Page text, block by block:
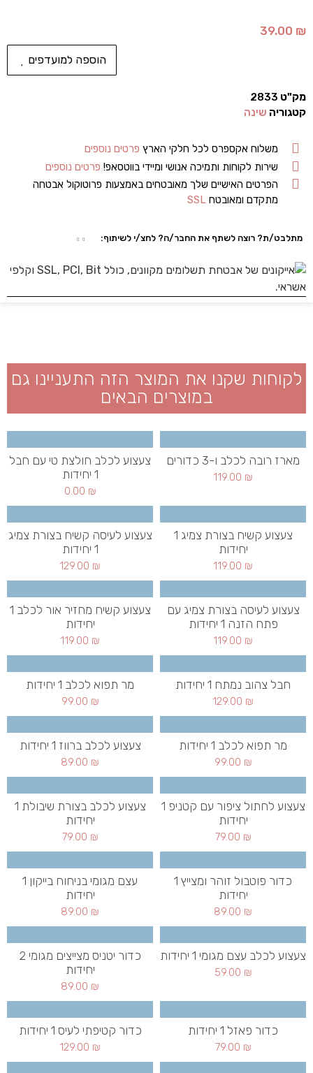
39.00 ₪
הוספה למועדפים
מק"ט 2833
קטגוריה שינה
משלוח אקספרס לכל חלקי הארץ פרטים נוספים
שירות לקוחות ותמיכה אנושי ומיידי בווטסאפ! פרטים נוספים
הפרטים האישיים שלך מאובטחים באמצעות פרוטוקול אבטחה
מתקדם ומאובטחSSL
מתלבט/ת? רוצה לשתף את החבר/ה? לחצ/י לשיתוף:
לקוחות שקנו את המוצר הזה התעניינו גם
במוצרים הבאים
מארז רובה לכלב ו-3 כדורים
119.00 ₪
צעצוע לכלב חולצת טי עם חבל
1 יחידות
0.00 ₪
צעצוע קשיח בצורת צמיג 1
יחידות
119.00 ₪
צעצוע לעיסה קשיח בצורת צמיג
1 יחידות
129.00 ₪
צעצוע לעיסה בצורת צמיג עם
פתח הזנה 1 יחידות
119.00 ₪
צעצוע קשיח מחזיר אור לכלב 1
יחידות
119.00 ₪
חבל צהוב נמתח 1 יחידות
129.00 ₪
מר תפוא לכלב 1 יחידות
99.00 ₪
מר תפוא לכלב 1 יחידות
99.00 ₪
צעצוע לכלב ברווז 1 יחידות
89.00 ₪
צעצוע לחתול ציפור עם קטניפ 1
יחידות
79.00 ₪
צעצוע לכלב בצורת שיבולת 1
יחידות
79.00 ₪
כדור פוטבול זוהר ומצייץ 1
יחידות
89.00 ₪
עצם מגומי בניחוח בייקון 1
יחידות
89.00 ₪
צעצוע לכלב עצם מגומי 1 יחידות
59.00 ₪
כדור יטניס מצייצים מגומי 2
יחידות
89.00 ₪
כדור פאזל 1 יחידות
79.00 ₪
כדור קטיפתי לעיס 1 יחידות
129.00 ₪